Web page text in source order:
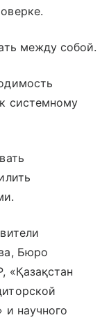
между собой.
системному
Бюро
«Қазақстан
и научного